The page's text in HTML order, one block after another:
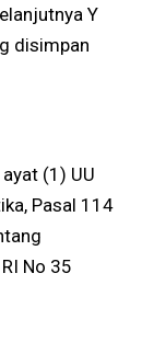
Y
disimpan
(1) UU
Pasal 114
No 35